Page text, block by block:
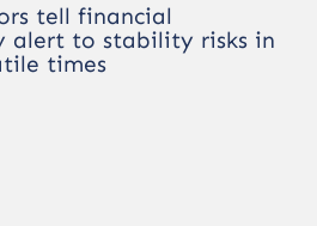
tell financial
alert to stability risks in
times